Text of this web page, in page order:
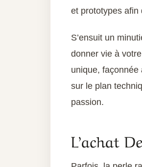
et prototypes afin
S’ensuit un
donner vie à
unique, façonnée
sur le plan
passion.
L’achat